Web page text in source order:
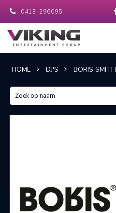
0413-296095
HOME DJ'S BORIS SMITH